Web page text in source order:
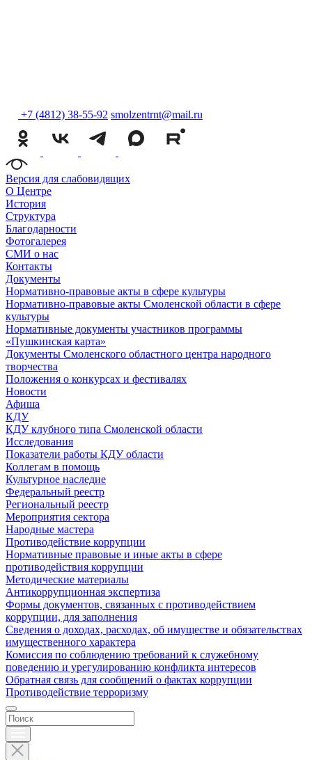
+7 (4812) 38-55-92 smolzentrnt@mail.ru
Версия для слабовидящих
О Центре
История
Структура
Благодарности
Фотогалерея
СМИ о нас
Контакты
Документы
Нормативно-правовые акты в сфере культуры
Нормативно-правовые акты Смоленской области в сфере
культуры
Нормативные документы участников программы
«Пушкинская карта»
Документы Смоленского областного центра народного
творчества
Положения о конкурсах и фестивалях
Новости
Афиша
КДУ
КДУ клубного типа Смоленской области
Исследования
Показатели работы КДУ области
Коллегам в помощь
Культурное наследие
Федеральный реестр
Региональный реестр
Мероприятия сектора
Народные мастера
Противодействие коррупции
Нормативные правовые и иные акты в сфере
противодействия коррупции
Методические материалы
Антикоррупционная экспертиза
Формы документов, связанных с противодействием
коррупции, для заполнения
Сведения о доходах, расходах, об имуществе и обязательствах
имущественного характера
Комиссия по соблюдению требований к служебному
поведению и урегулированию конфликта интересов
Обратная связь для сообщений о фактах коррупции
Противодействие терроризму